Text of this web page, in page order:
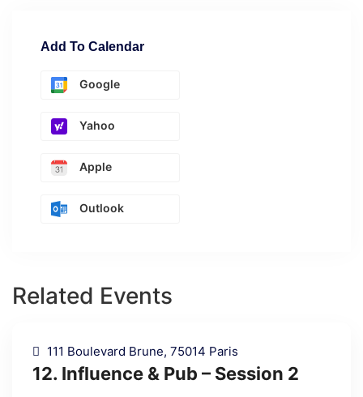
Add To Calendar
Google
Yahoo
Apple
Outlook
Related Events
111 Boulevard Brune, 75014 Paris
12. Influence & Pub – Session 2